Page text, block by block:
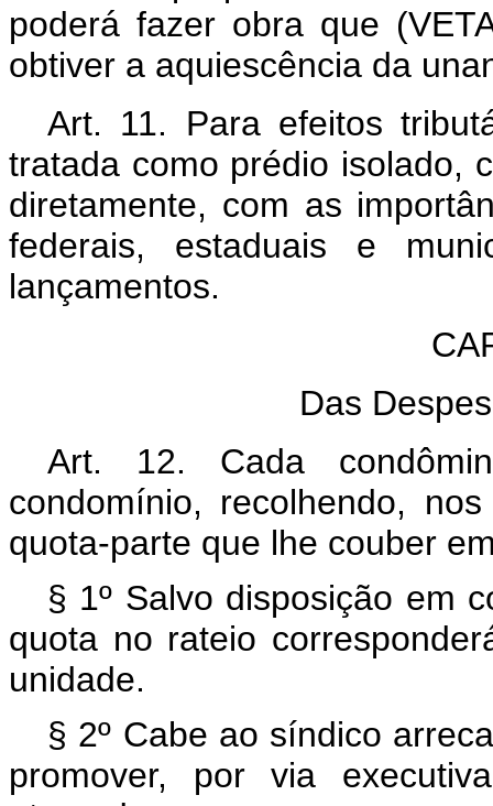
poderá fazer obra que
obtiver a aquiescência da
Art. 11. Para efeitos
tratada como prédio isolado,
diretamente, com as
federais, estaduais e
lançamentos.
Das
Art. 12. Cada
condomínio, recolhendo,
quota-parte que lhe couber
§ 1º Salvo disposição em
quota no rateio
unidade.
§ 2º Cabe ao síndico
promover, por via